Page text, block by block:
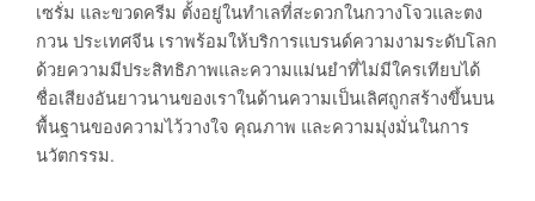
เซรั่ม และขวดครีม ตั้งอยู่ในทำเลที่สะดวกในกวางโจวและตง
กวน ประเทศจีน เราพร้อมให้บริการแบรนด์ความงามระดับโลก
ด้วยความมีประสิทธิภาพและความแม่นยำที่ไม่มีใครเทียบได้
ชื่อเสียงอันยาวนานของเราในด้านความเป็นเลิศถูกสร้างขึ้นบน
พื้นฐานของความไว้วางใจ คุณภาพ และความมุ่งมั่นในการ
นวัตกรรม.